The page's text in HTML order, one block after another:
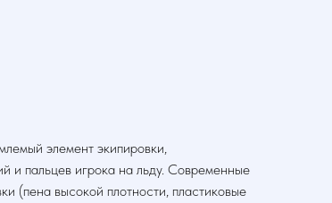
элемент экипировки,
и пальцев игрока на льду. Современные
(пена высокой плотности, пластиковые